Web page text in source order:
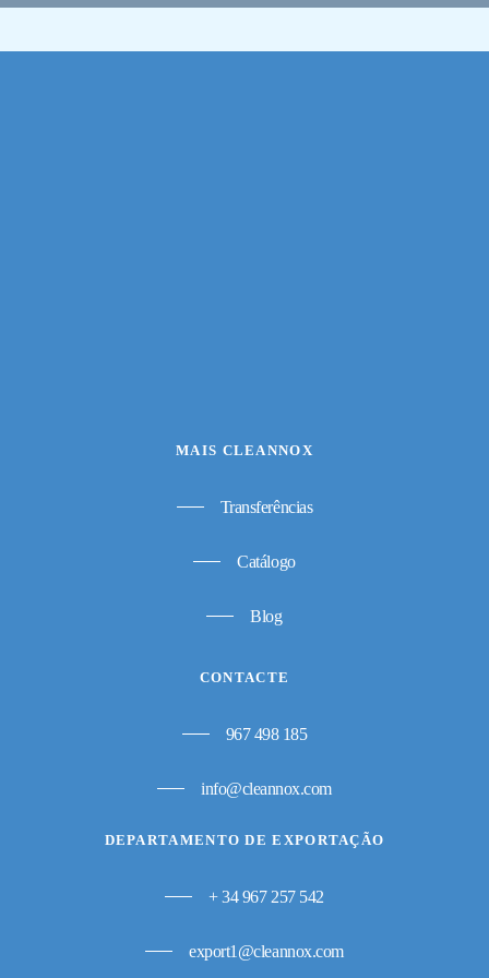
MAIS CLEANNOX
Transferências
Catálogo
Blog
CONTACTE
967 498 185
info@cleannox.com
DEPARTAMENTO DE EXPORTAÇÃO
+ 34 967 257 542
export1@cleannox.com